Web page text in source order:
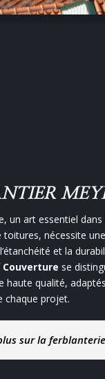
un art essentiel
nécessite
et la
Couverture se
haute qualité,
chaque projet.
sur la ferblanterie